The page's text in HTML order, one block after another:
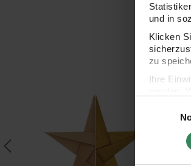
und in
Klicken
zu
Ihre
Paper Poetry Bascetta Origamipapier